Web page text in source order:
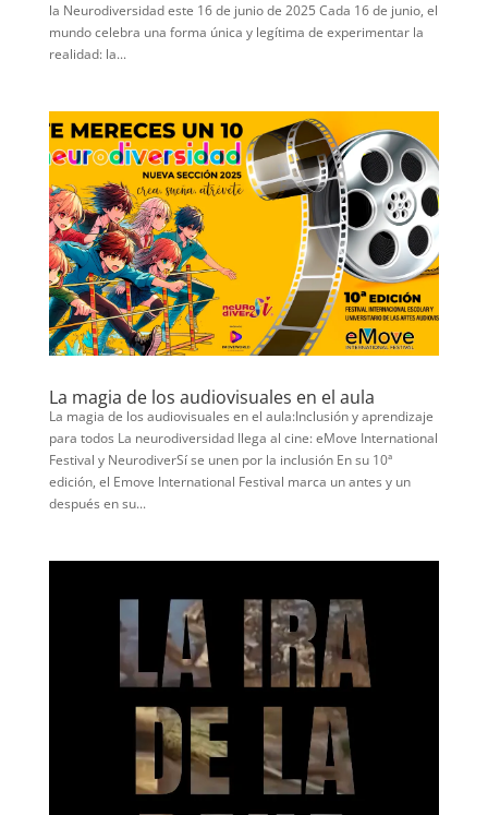
la Neurodiversidad este 16 de junio de 2025 Cada 16 de junio, el
mundo celebra una forma única y legítima de experimentar la
realidad: la...
La magia de los audiovisuales en el aula
La magia de los audiovisuales en el aula:Inclusión y aprendizaje
para todos La neurodiversidad llega al cine: eMove International
Festival y NeurodiverSí se unen por la inclusión En su 10ª
edición, el Emove International Festival marca un antes y un
después en su...